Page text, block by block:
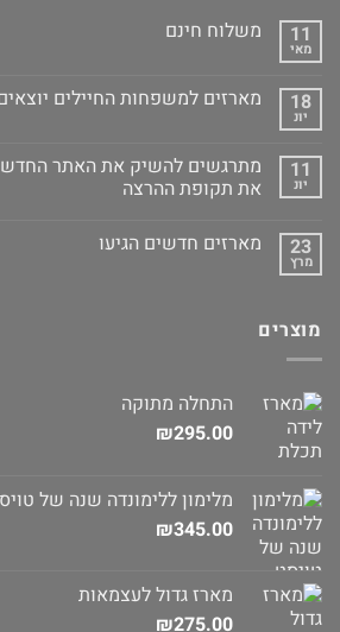
11
מאי
משלוח חינם
18
יונ
מארזים למשפחות החיילים
11
יונ
מתרגשים להשיק את האתר החדש
את תקופת ההרצה
23
מרץ
מארזים חדשים הגיעו
מוצרים
התחלה מתוקה
₪295.00
מלימון ללימונדה שנה של
₪345.00
מארז גדול לעצמאות
₪275.00